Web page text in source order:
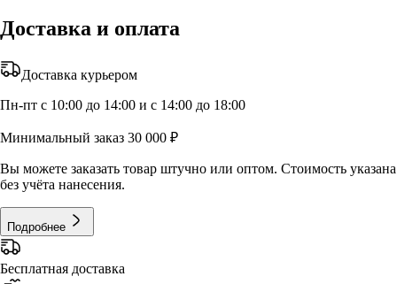
Доставка и оплата
Доставка курьером
Пн-пт с 10:00 до 14:00 и с 14:00 до 18:00
Минимальный заказ 30 000 ₽
Вы можете заказать товар штучно или оптом. Стоимость указана
без учёта нанесения.
Подробнее
Бесплатная доставка